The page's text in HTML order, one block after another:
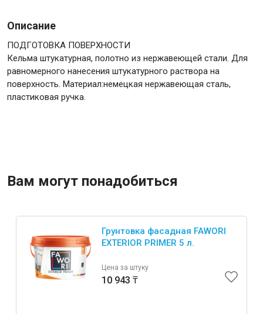
Описание
ПОДГОТОВКА ПОВЕРХНОСТИ
Кельма штукатурная, полотно из нержавеющей стали. Для
равномерного нанесения штукатурного раствора на
поверхность. Материал:немецкая нержавеющая сталь,
пластиковая ручка.
Вам могут понадобиться
Грунтовка фасадная FAWORI
EXTERIOR PRIMER 5 л.
Цена за штуку
10 943 ₸
Инструменты
Ещё 2
Сантехника